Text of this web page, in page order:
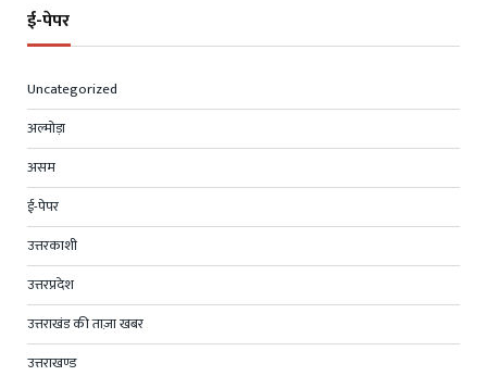
ई-पेपर
Uncategorized
अल्मोड़ा
असम
ई-पेपर
उत्तरकाशी
उत्तरप्रदेश
उत्तराखंड की ताज़ा खबर
उत्तराखण्ड